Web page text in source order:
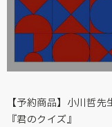
【予約商品】小川哲先
『君のクイズ』